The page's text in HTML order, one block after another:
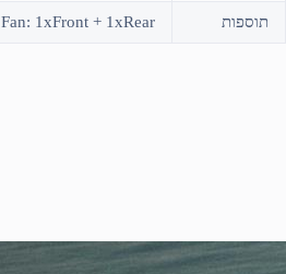
תוספות 1xFront + 1xRear